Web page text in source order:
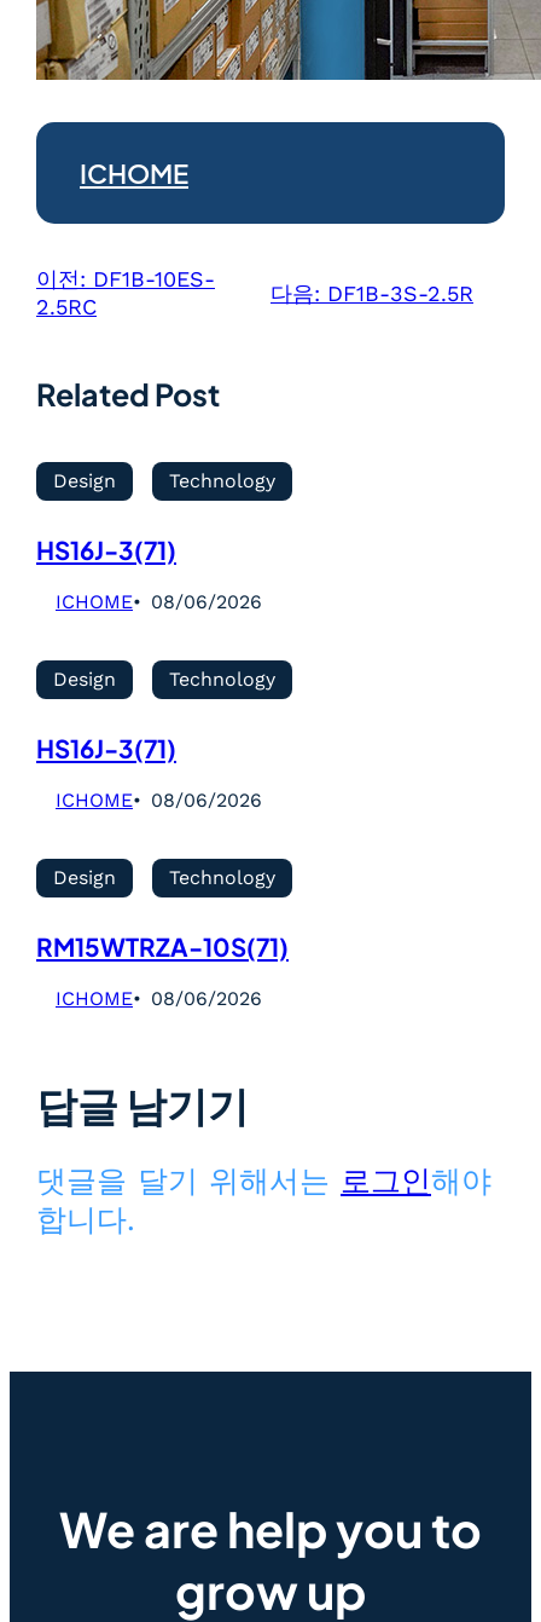
ICHOME
이전: DF1B-10ES-
2.5RC
다음: DF1B-3S-2.5R
Related Post
Design Technology
HS16J-3(71)
ICHOME 08/06/2026
Design Technology
HS16J-3(71)
ICHOME 08/06/2026
Design Technology
RM15WTRZA-10S(71)
ICHOME 08/06/2026
답글 남기기
댓글을 달기 위해서는 로그인해야
합니다.
We are help you to
grow up